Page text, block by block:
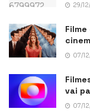
29/
07/
vai
07/